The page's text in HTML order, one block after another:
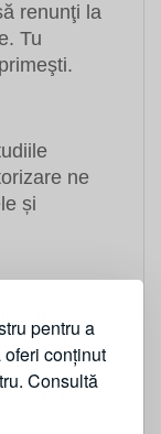
pentru a
conținut
Consultă
renunţi la
Tu
ne
și
actualizate
ta cu
de